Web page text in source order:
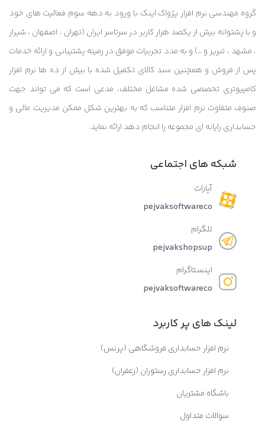
گروه مهندسی نرم افزار پژواک اینک با ورود به دهه سوم فعالیت های خود
و با پشتوانه بیش از یکصد هزار کاربر در سرتاسر ایران (تهران ، اصفهان ، شیراز
، مشهد ، تبریز و …) و به مدد تجربیات موفق در زمینه پشتیبانی و ارائه خدمات
پس از فروش و همچنین سبد کالای تکمیل شده با بیش از ده ها نرم افزار
کامپیوتری تخصصی شده مشاغل مختلف، مدعی است که می تواند جهت
صنوف متفاوت نرم افزار متناسب که به بهترین شکل ممکن مدیریت مالی و
حسابداری رایانه ای مجموعه را انجام دهد ارائه نماید.
شبکه های اجتماعی
آپارات
pejvaksoftwareco
تلگرام
pejvakshopsup
اینستاگرام
pejvaksoftwareco
لینک های پر کاربرد
نرم افزار حسابداری فروشگاهی (پرنس)
نرم افزار حسابداری رستوران (زعفران)
باشگاه مشتریان
سوالات متداول